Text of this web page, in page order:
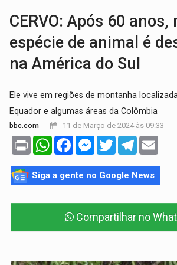
CERVO: Após 60 anos,
espécie de animal é
na América do Sul
Ele vive em regiões de montanha
Equador e algumas áreas da Colômbia
bbc.com 11 de Março de 2024 às 09:33
Print WhatsAppFacebookMessenger
TwitterTelegram
Siga a gente no Google News
Compartilhar no